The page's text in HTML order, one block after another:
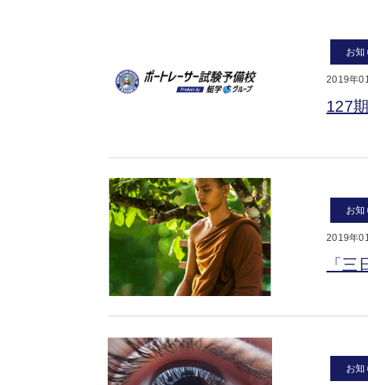
お知
2019年
127
お知
2019年
「三
お知